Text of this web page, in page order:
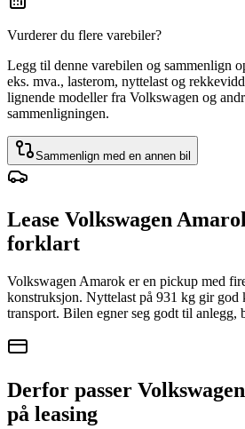
Vurderer du flere varebiler?
Legg til denne varebilen og sammenlign
eks. mva., lasterom, nyttelast og
lignende modeller fra Volkswagen og
sammenligningen.
Sammenlign med en annen bil
Lease Volkswagen
forklart
Volkswagen Amarok er en pickup med
konstruksjon. Nyttelast på 931 kg gir god
transport. Bilen egner seg godt til anlegg,
Derfor passer
på leasing